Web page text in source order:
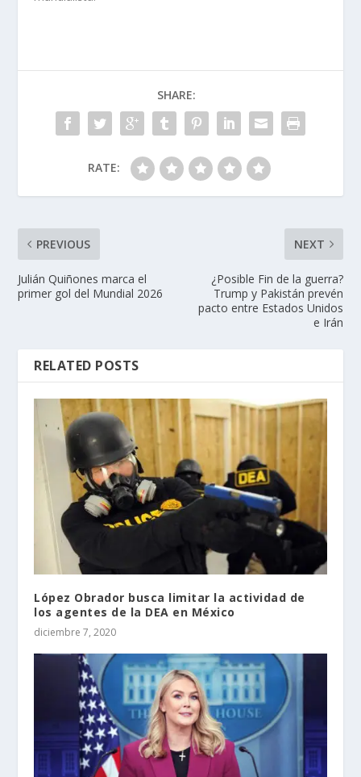
SHARE:
RATE:
PREVIOUS
Julián Quiñones marca el
primer gol del Mundial 2026
NEXT
¿Posible Fin de la guerra?
Trump y Pakistán prevén
pacto entre Estados Unidos
e Irán
RELATED POSTS
López Obrador busca limitar la actividad de
los agentes de la DEA en México
diciembre 7, 2020